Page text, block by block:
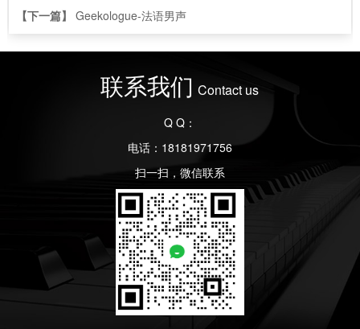
【下一篇】 Geekologue-法语男声
联系我们 Contact us
Q Q：
电话：18181971756
扫一扫，微信联系